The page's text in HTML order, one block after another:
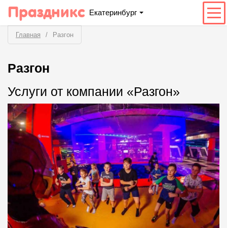
Праздникс Екатеринбург
Главная Разгон
Разгон
Услуги от компании «Разгон»